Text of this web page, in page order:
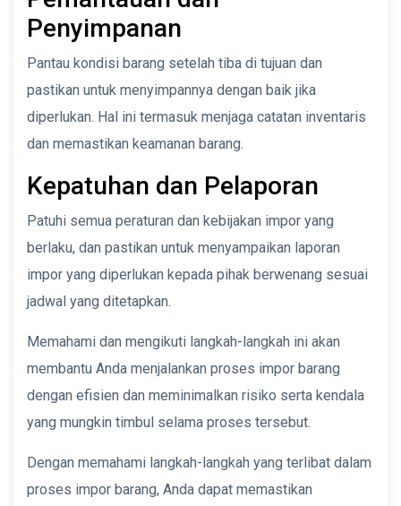
Penyimpanan
Pantau kondisi barang setelah tiba di tujuan dan
pastikan untuk menyimpannya dengan baik jika
diperlukan. Hal ini termasuk menjaga catatan inventaris
dan memastikan keamanan barang.
Kepatuhan dan Pelaporan
Patuhi semua peraturan dan kebijakan impor yang
berlaku, dan pastikan untuk menyampaikan laporan
impor yang diperlukan kepada pihak berwenang sesuai
jadwal yang ditetapkan.
Memahami dan mengikuti langkah-langkah ini akan
membantu Anda menjalankan proses impor barang
dengan efisien dan meminimalkan risiko serta kendala
yang mungkin timbul selama proses tersebut.
Dengan memahami langkah-langkah yang terlibat dalam
proses impor barang, Anda dapat memastikan